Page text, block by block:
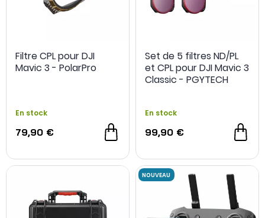
Filtre CPL pour DJI
Mavic 3 - PolarPro
En stock
79,90 €
Set de 5 filtres ND/PL
et CPL pour DJI Mavic 3
Classic - PGYTECH
En stock
99,90 €